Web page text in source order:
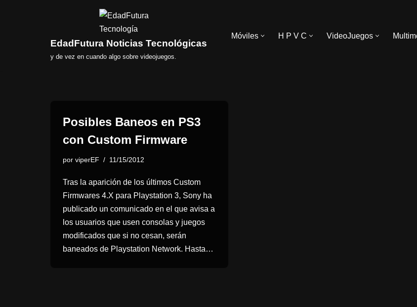
EdadFutura Noticias Tecnológicas
y de vez en cuando algo sobre videojuegos.
Móviles H P V C VideoJuegos
Posibles Baneos en PS3
con Custom Firmware
por viperEF 11/15/2012
Tras la aparición de los últimos Custom
Firmwares 4.X para Playstation 3, Sony ha
publicado un comunicado en el que avisa a
los usuarios que usen consolas y juegos
modificados que si no cesan, serán
baneados de Playstation Network. Hasta…